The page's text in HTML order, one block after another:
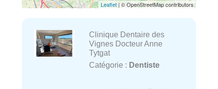
Leaflet | © OpenStreetMap contributors
Clinique Dentaire des
Vignes Docteur Anne
Tytgat
Catégorie : Dentiste